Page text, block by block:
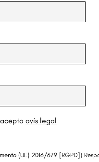
avís legal
(UE) 2016/679 [RGPD])